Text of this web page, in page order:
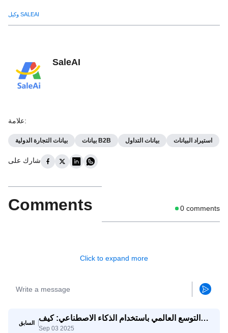
وكيل SALEAI
SaleAI
علامة:
بيانات التجارة الدولية بيانات B2B بيانات التداول استيراد البيانات
شارك على
Comments 0 comments
Click to expand more
السابق
التوسع العالمي باستخدام الذكاء الاصطناعي: كيف
تتنافس الشركات الصغيرة والمتوسطة مع الشركات
Sep 03 2025